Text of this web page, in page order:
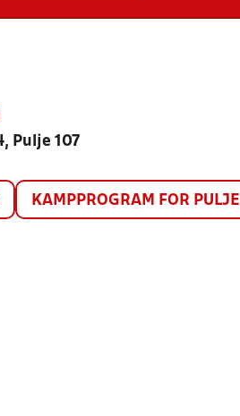
Pulje 107
KAMPPROGRAM FOR PULJE